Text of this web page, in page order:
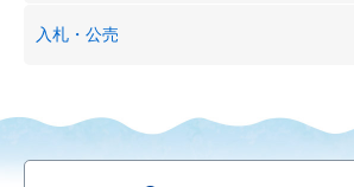
入札・公売